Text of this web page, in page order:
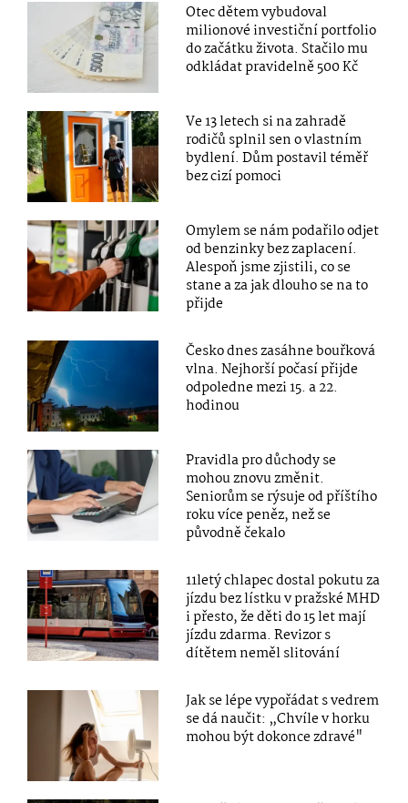
Otec dětem vybudoval
milionové investiční portfolio
do začátku života. Stačilo mu
odkládat pravidelně 500 Kč
Ve 13 letech si na zahradě
rodičů splnil sen o vlastním
bydlení. Dům postavil téměř
bez cizí pomoci
Omylem se nám podařilo odjet
od benzinky bez zaplacení.
Alespoň jsme zjistili, co se
stane a za jak dlouho se na to
přijde
Česko dnes zasáhne bouřková
vlna. Nejhorší počasí přijde
odpoledne mezi 15. a 22.
hodinou
Pravidla pro důchody se
mohou znovu změnit.
Seniorům se rýsuje od příštího
roku více peněz, než se
původně čekalo
11letý chlapec dostal pokutu za
jízdu bez lístku v pražské MHD
i přesto, že děti do 15 let mají
jízdu zdarma. Revizor s
dítětem neměl slitování
Jak se lépe vypořádat s vedrem
se dá naučit: „Chvíle v horku
mohou být dokonce zdravé"